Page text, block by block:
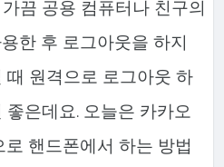
끔 공용 컴퓨터나 친구의
한 후 로그아웃을 하지
때 원격으로 로그아웃 하
은데요. 오늘은 카카오
핸드폰에서 하는 방법